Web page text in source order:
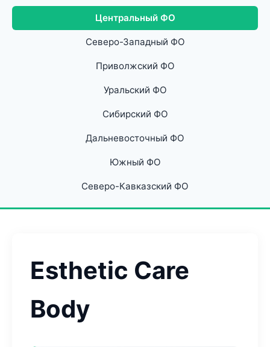
Центральный ФО
Северо-Западный ФО
Приволжский ФО
Уральский ФО
Сибирский ФО
Дальневосточный ФО
Южный ФО
Северо-Кавказский ФО
Esthetic Care
Body